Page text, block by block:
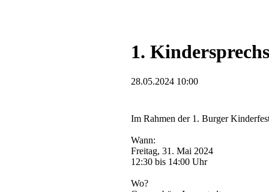
1.
28.05.2024 10:00
Im Rahmen der 1. Burger
Wann:
Freitag, 31. Mai 2024
12:30 bis 14:00 Uhr
Wo?